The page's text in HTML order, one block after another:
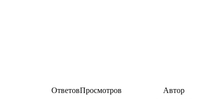
ОтветовПросмотров Автор